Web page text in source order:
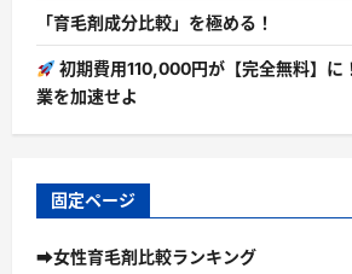
「育毛剤成分比較」を極める！
初期費用110,000円が【完全無料】
業を加速せよ
固定ページ
➡女性育毛剤比較ランキング